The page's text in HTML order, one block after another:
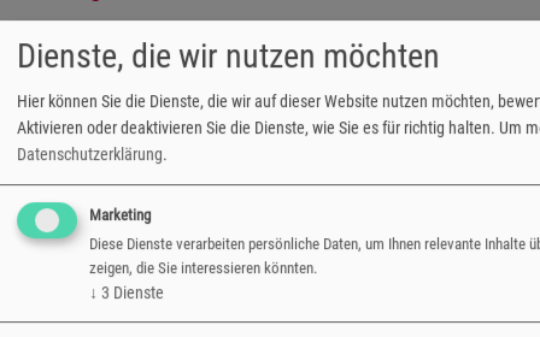
und wollen alle auf einem personalisierten
grossformatigen Fotodruck sammeln? Nutzen
Sie die kostenlose Foto Software, um
Fotocollagen in Postergrösse zu gestalten.
wahlweise mit glänzender oder matter
Oberfläche, im Hoch- oder Querformat und
optional mit automatischer Bildkorrektur
ausgearbeitet. Jetzt online erstellen, Foto
Collage drucken lassen und zuhaue
Dienste, die wir nutzen möchten
Hier können Sie die Dienste, die wir auf dieser Website nutzen möchten,
Aktivieren oder deaktivieren Sie die Dienste, wie Sie es für richtig halten. Um
Datenschutzerklärung.
Marketing
Diese Dienste verarbeiten persönliche Daten, um Ihnen relevante Inhalte
zeigen, die Sie interessieren könnten.
↓ 3 Dienste